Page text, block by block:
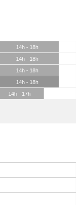
14h - 18h
14h - 18h
14h - 18h
14h - 18h
14h - 17h